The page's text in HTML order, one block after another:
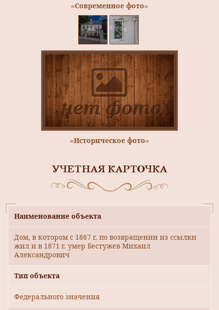
«Современное фото»
«Историческое фото»
УЧЕТНАЯ КАРТОЧКА
Наименование объекта
Дом, в котором с 1867 г. по возвращении из ссылки
жил и в 1871 г. умер Бестужев Михаил
Александрович
Тип объекта
Федерального значения